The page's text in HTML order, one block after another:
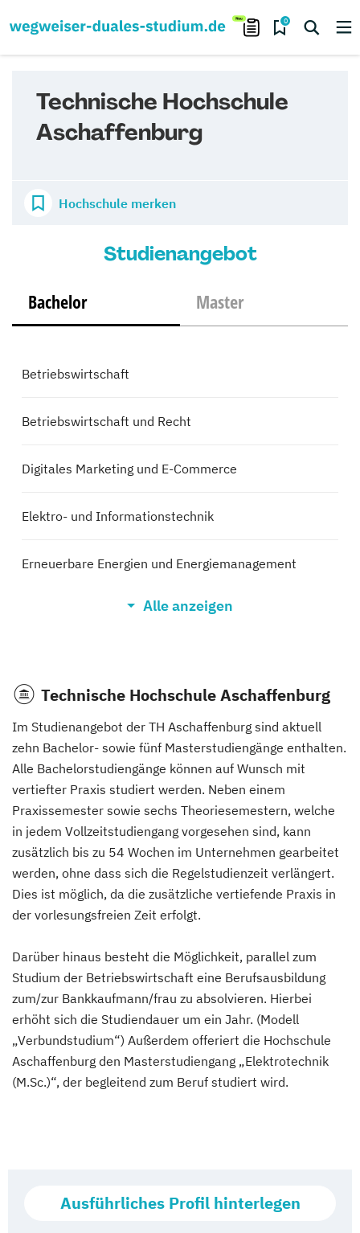
0
Technische Hochschule
Aschaffenburg
Hochschule merken
Studienangebot
Bachelor Master
Betriebswirtschaft
Betriebswirtschaft und Recht
Digitales Marketing und E-Commerce
Elektro- und Informationstechnik
Erneuerbare Energien und Energiemanagement
Internationales Immobilienmanagement
Mechatronik
Mittelstandsmanagement
Soziale Arbeit
Wirtschaftsingenieurwesen
Alle anzeigen
Technische Hochschule Aschaffenburg
Im Studienangebot der TH Aschaffenburg sind aktuell
zehn Bachelor- sowie fünf Masterstudiengänge enthalten.
Alle Bachelorstudiengänge können auf Wunsch mit
vertiefter Praxis studiert werden. Neben einem
Praxissemester sowie sechs Theoriesemestern, welche
in jedem Vollzeitstudiengang vorgesehen sind, kann
zusätzlich bis zu 54 Wochen im Unternehmen gearbeitet
werden, ohne dass sich die Regelstudienzeit verlängert.
Dies ist möglich, da die zusätzliche vertiefende Praxis in
der vorlesungsfreien Zeit erfolgt.
Darüber hinaus besteht die Möglichkeit, parallel zum
Studium der Betriebswirtschaft eine Berufsausbildung
zum/zur Bankkaufmann/frau zu absolvieren. Hierbei
erhöht sich die Studiendauer um ein Jahr. (Modell
„Verbundstudium“) Außerdem offeriert die Hochschule
Aschaffenburg den Masterstudiengang „Elektrotechnik
(M.Sc.)“, der begleitend zum Beruf studiert wird.
Ausführliches Profil hinterlegen